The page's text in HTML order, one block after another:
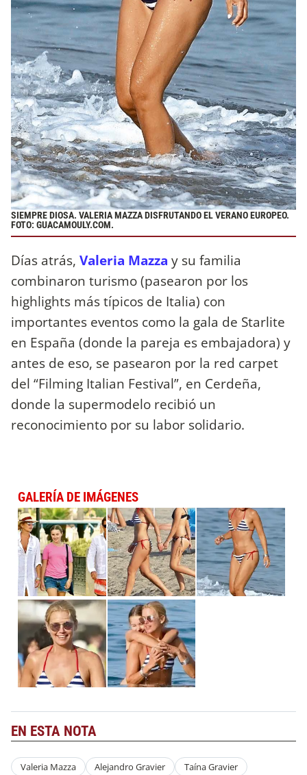
SIEMPRE DIOSA. VALERIA MAZZA DISFRUTANDO EL VERANO EUROPEO.
FOTO: GUACAMOULY.COM.
Días atrás, Valeria Mazza y su familia
combinaron turismo (pasearon por los
highlights más típicos de Italia) con
importantes eventos como la gala de Starlite
en España (donde la pareja es embajadora) y
antes de eso, se pasearon por la red carpet
del “Filming Italian Festival”, en Cerdeña,
donde la supermodelo recibió un
reconocimiento por su labor solidario.
GALERÍA DE IMÁGENES
EN ESTA NOTA
Valeria Mazza Alejandro Gravier Taína Gravier